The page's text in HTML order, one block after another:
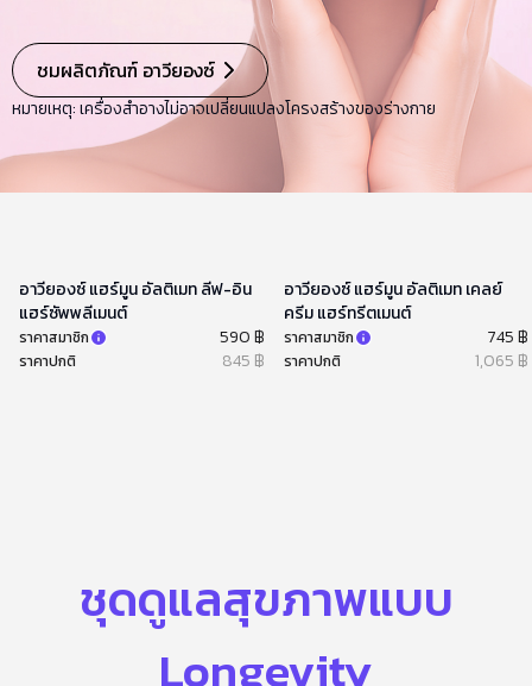
ชมผลิตภัณฑ์ อาวียองซ์
หมายเหตุ: เครื่องสำอางไม่อาจเปลี่ยนแปลงโครงสร้างของร่างกาย
อาวียองซ์ แฮร์มูน อัลติเมท ลีฟ-อิน
แฮร์ซัพพลีเมนต์
ราคาสมาชิก 590 ฿
ราคาปกติ 845 ฿
อาวียองซ์ แฮร์มูน อัลติเมท เคลย์
ครีม แฮร์ทรีตเมนต์
ราคาสมาชิก 745 ฿
ราคาปกติ 1,065 ฿
ชุดดูแลสุขภาพแบบ
Longevity